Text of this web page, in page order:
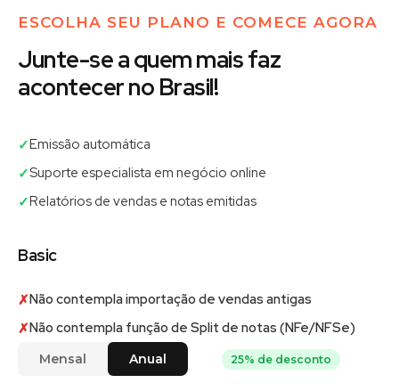
ESCOLHA SEU PLANO E COMECE AGORA
Junte-se a quem mais faz
acontecer no Brasil!
✓Emissão automática
✓Suporte especialista em negócio online
✓Relatórios de vendas e notas emitidas
Basic
✗Não contempla importação de vendas antigas
✗Não contempla função de Split de notas (NFe/NFSe)
Mensal Anual 25% de desconto